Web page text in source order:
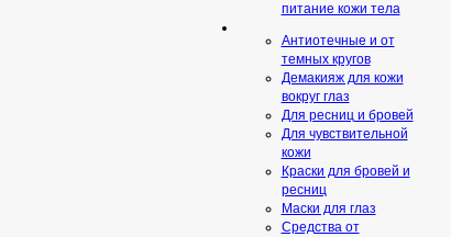
питание кожи тела
Антиотечные и от
темных кругов
Демакияж для кожи
вокруг глаз
Для ресниц и бровей
Для чувствительной
кожи
Краски для бровей и
ресниц
Маски для глаз
Средства от